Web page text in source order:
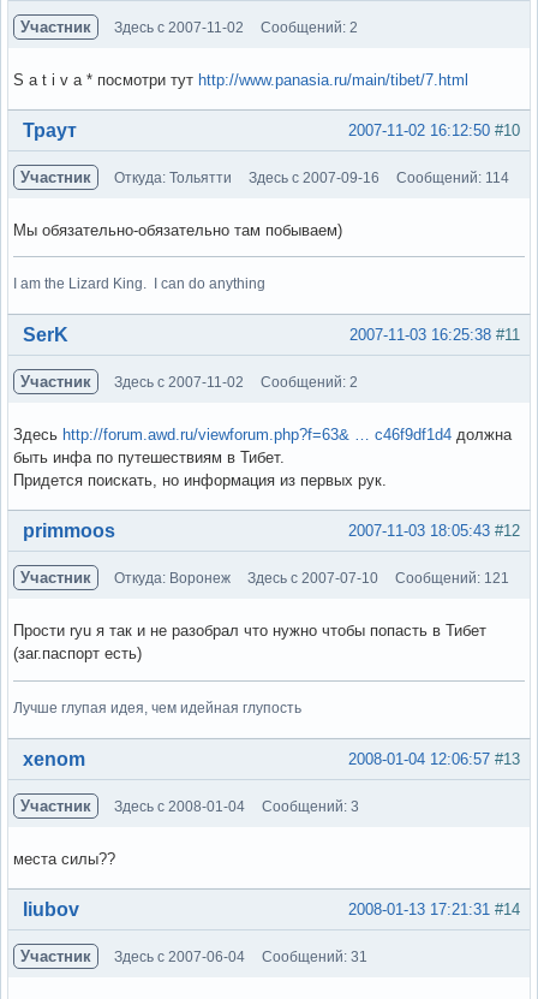
Участник Здесь с 2007-11-02 Сообщений: 2
S a t i v a * посмотри тут http://www.panasia.ru/main/tibet/7.html
Вне форума #10
2007-11-02 16:12:50
Траут
Участник Откуда: Тольятти Здесь с 2007-09-16 Сообщений: 114
Мы обязательно-обязательно там побываем)
I am the Lizard King. I can do anything
Вне форума #11
2007-11-03 16:25:38
SerK
Участник Здесь с 2007-11-02 Сообщений: 2
Здесь http://forum.awd.ru/viewforum.php?f=63& … c46f9df1d4 должна
быть инфа по путешествиям в Тибет.
Придется поискать, но информация из первых рук.
Вне форума #12
2007-11-03 18:05:43
primmoos
Участник Откуда: Воронеж Здесь с 2007-07-10 Сообщений: 121
Прости ryu я так и не разобрал что нужно чтобы попасть в Тибет
(заг.паспорт есть)
Лучше глупая идея, чем идейная глупость
Вне форума #13
2008-01-04 12:06:57
xenom
Участник Здесь с 2008-01-04 Сообщений: 3
места силы??
Вне форума #14
2008-01-13 17:21:31
liubov
Участник Здесь с 2007-06-04 Сообщений: 31